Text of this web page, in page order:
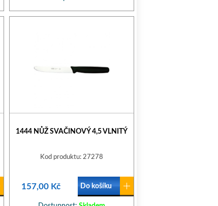
1444 NŮŽ SVAČINOVÝ 4,5 VLNITÝ
Kod produktu: 27278
157,00 Kč Do košíku